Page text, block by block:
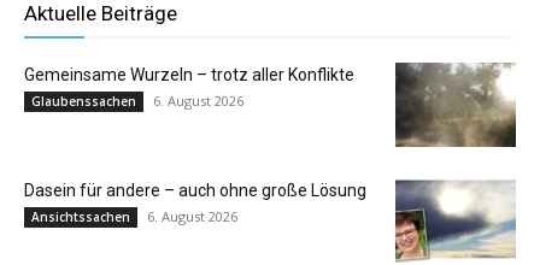
Aktuelle Beiträge
Gemeinsame Wurzeln – trotz aller Konflikte
Glaubenssachen 6. August 2026
Dasein für andere – auch ohne große Lösung
Ansichtssachen 6. August 2026